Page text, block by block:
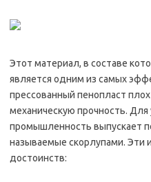
Этот материал, в составе
является одним из самых
прессованный пенопласт
механическую прочность. Для
промышленность выпускает
называемые скорлупами. Эти
достоинств: